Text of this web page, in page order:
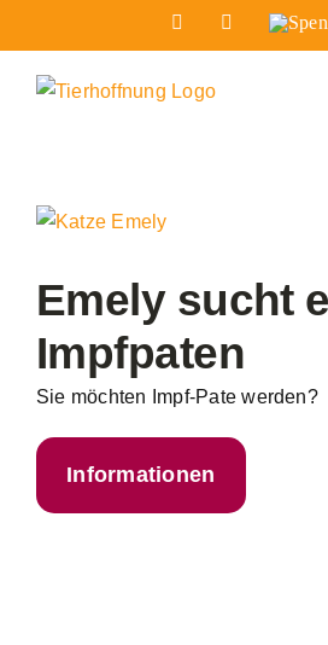
Inhalt
springen
FacebookInstagram
Zeige
Bild
Emely sucht
Impfpaten
Sie möchten Impf-Pate werden?
Informationen